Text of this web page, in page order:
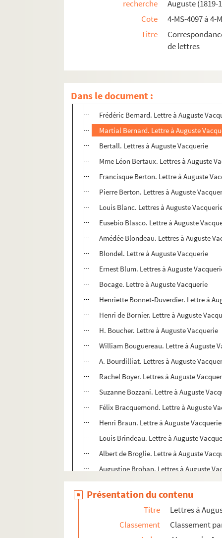
recherche
Auguste
Cote
4-MS-4097 à 4-
Titre
de lettres
Dans le document :
Julia Bartet. Lettres à Auguste
Emile Basly. Lettres à Auguste
A. Beckmann. Lettre à Auguste
Léon Berardi. Lettre à Auguste
Serge Berdiaiew. Lettre à Auguste
Emile Bergerat. Lettres à Auguste
Frédéric Bernard. Lettre à Auguste
Martial Bernard. Lettre à Auguste
Bertall. Lettres à Auguste Vacquerie
Mme Léon Bertaux. Lettres à Auguste
Francisque Berton. Lettre à Auguste
Pierre Berton. Lettres à Auguste
Louis Blanc. Lettres à Auguste
Eusebio Blasco. Lettre à Auguste
Amédée Blondeau. Lettres à Auguste
Blondel. Lettre à Auguste Vacquerie
Ernest Blum. Lettres à Auguste
Bocage. Lettre à Auguste Vacquerie
Henriette Bonnet-Duverdier. Lettre à
Henri de Bornier. Lettre à Auguste
H. Boucher. Lettre à Auguste Vacquerie
William Bouguereau. Lettre à Auguste
A. Bourdilliat. Lettres à Auguste
Rachel Boyer. Lettres à Auguste
Suzanne Bozzani. Lettre à Auguste
Félix Bracquemond. Lettre à Auguste
Henri Braun. Lettre à Auguste Vacquerie
Louis Brindeau. Lettre à Auguste
Albert de Broglie. Lettre à Auguste
Augustine Brohan. Lettres à Auguste
Emilie Broisat. Lettre à Auguste
Maurice Bucquet. Lettre à Auguste
Présentation du contenu
Titre
Lettres à
Classement
Classement